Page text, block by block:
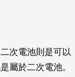
次電池則是可以
屬於二次電池。